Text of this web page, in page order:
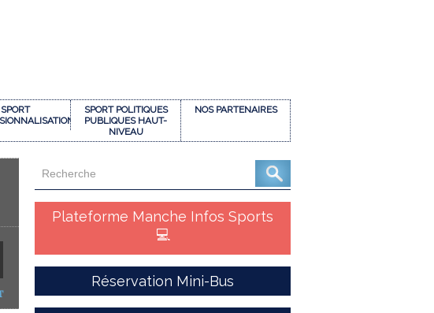
SPORT
SPORT POLITIQUES
PUBLIQUES HAUT-
NIVEAU
NOS PARTENAIRES
Plateforme Manche Infos Sports
💻
Réservation Mini-Bus